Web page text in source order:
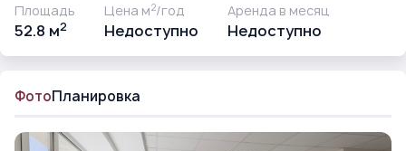
Площадь
52.8 м2
Цена м2/год
Недоступно
Аренда в месяц
Недоступно
ФотоПланировка